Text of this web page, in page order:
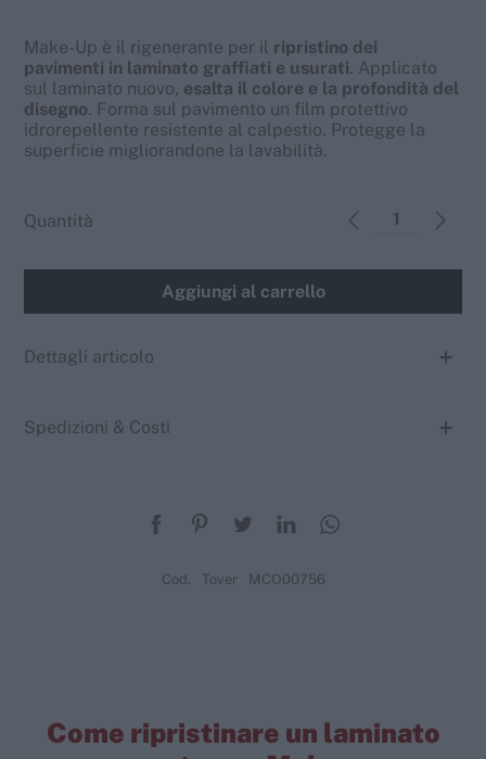
Make-Up è il rigenerante per il ripristino dei
pavimenti in laminato graffiati e usurati. Applicato
sul laminato nuovo, esalta il colore e la profondità del
disegno. Forma sul pavimento un film protettivo
idrorepellente resistente al calpestio. Protegge la
superficie migliorandone la lavabilità.
Quantità
Aggiungi al carrello
Dettagli articolo
Spedizioni & Costi
Cod. Tover MCO00756
Come ripristinare un laminato